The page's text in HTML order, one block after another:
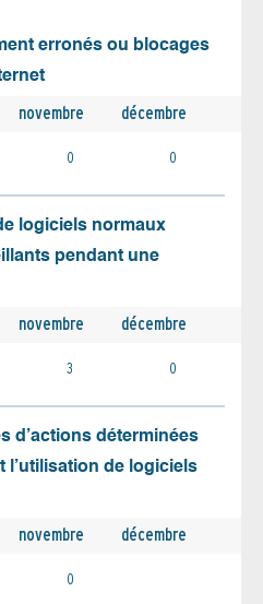
erronés ou blocages
novembre décembre
0 0
logiciels normaux
pendant une
novembre décembre
3 0
d’actions déterminées
l’utilisation de logiciels
novembre décembre
0